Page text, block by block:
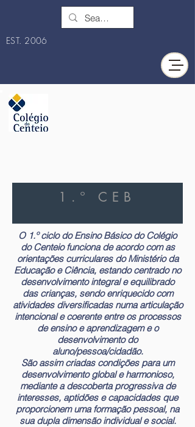
EST. 2006
1.º CEB
O 1.º ciclo do Ensino Básico do Colégio
do Centeio funciona de acordo com as
orientações curriculares do Ministério da
Educação e Ciência, estando centrado no
desenvolvimento integral e equilibrado
das crianças, sendo enriquecido com
atividades diversificadas numa articulação
intencional e coerente entre os processos
de ensino e aprendizagem e o
desenvolvimento do
aluno/pessoa/cidadão.
São assim criadas condições para um
desenvolvimento global e harmonioso,
mediante a descoberta progressiva de
interesses, aptidões e capacidades que
proporcionem uma formação pessoal, na
sua dupla dimensão individual e social.